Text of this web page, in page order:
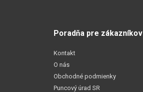
Poradňa pre zákazníkov
Kontakt
O nás
Obchodné podmienky
Puncový úrad SR